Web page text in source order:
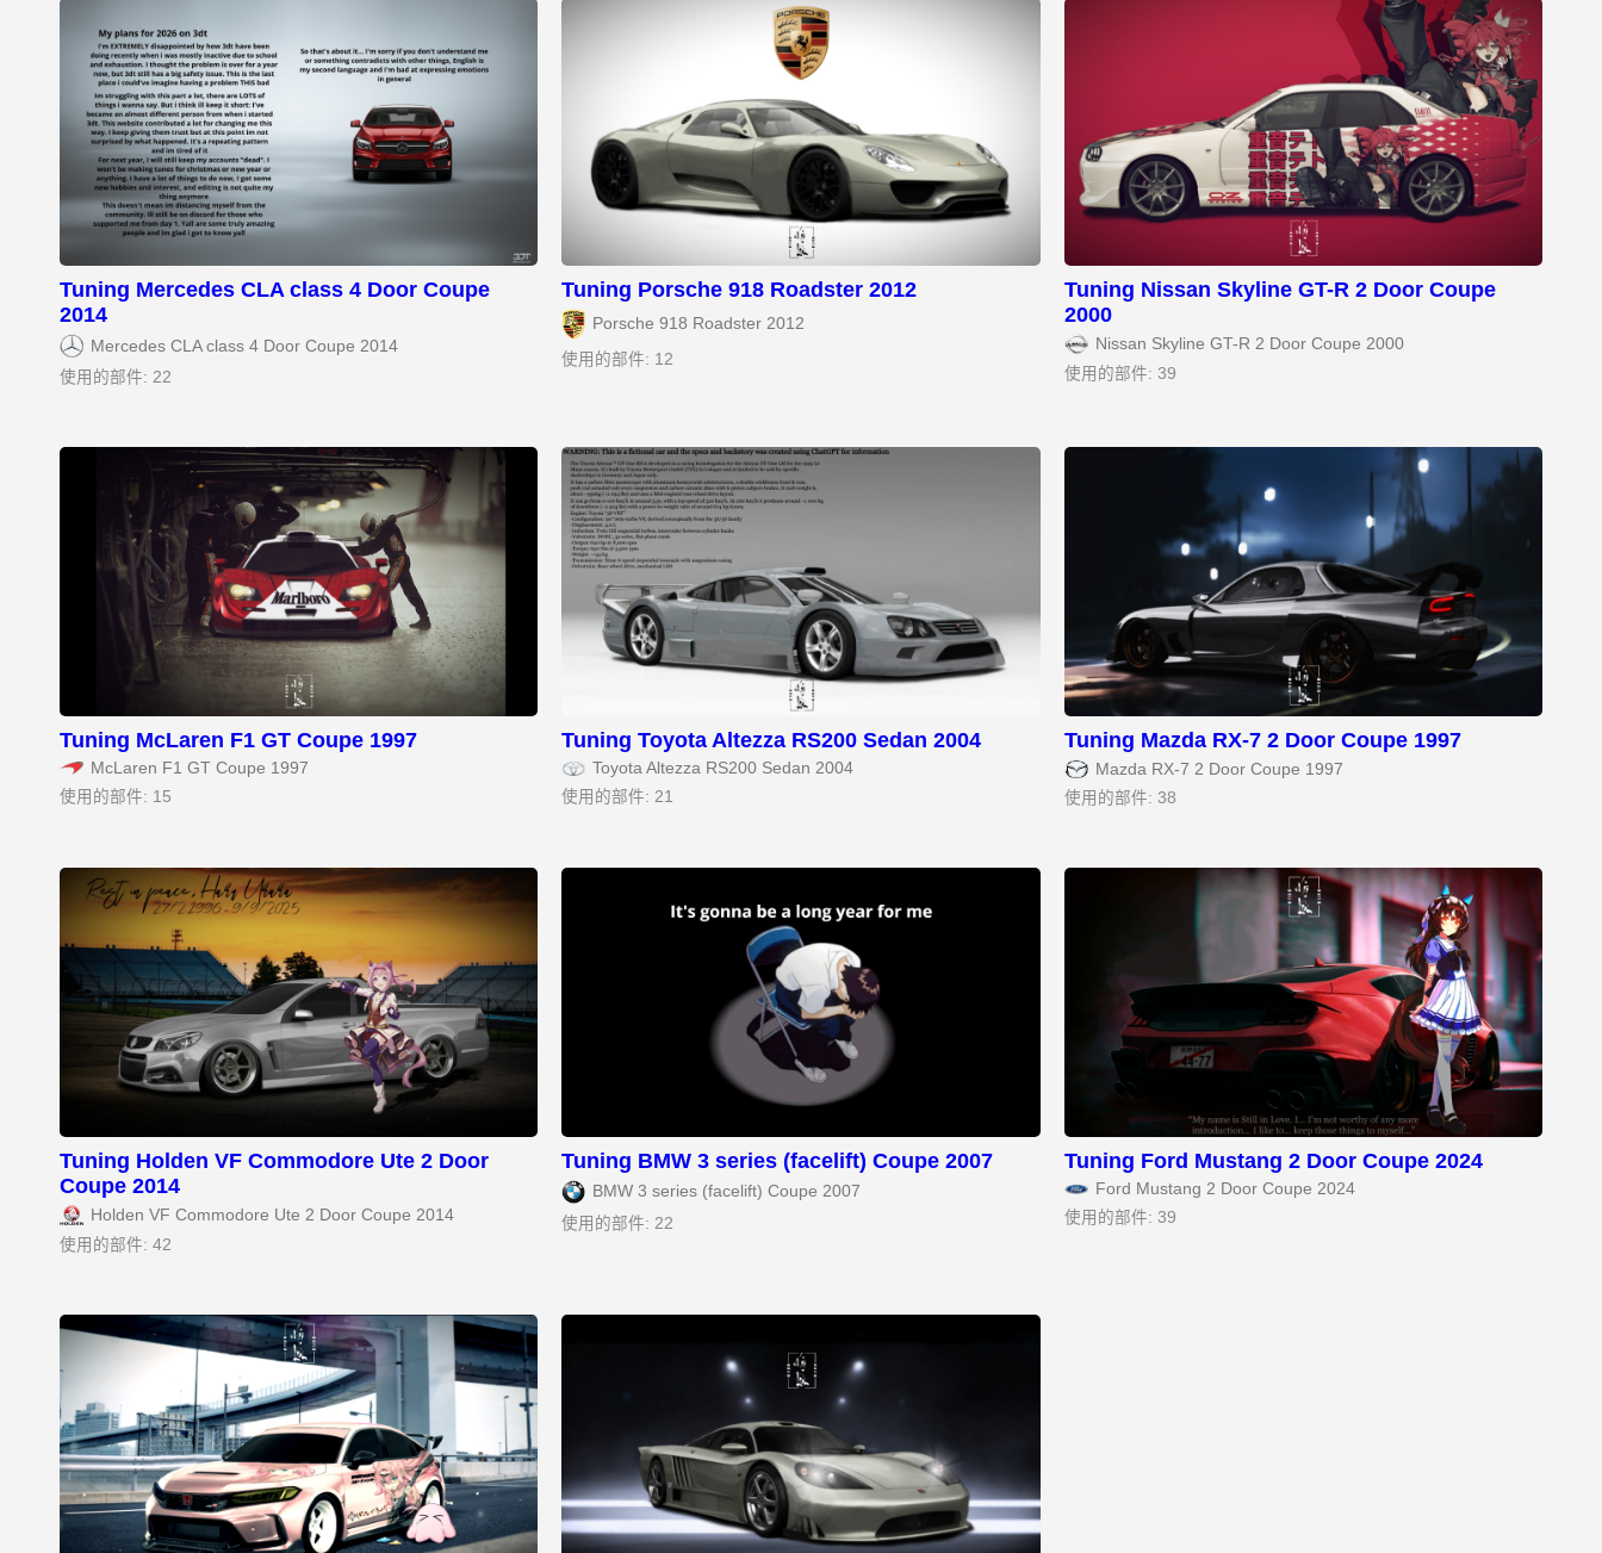
Tuning Mercedes CLA class 4 Door Coupe
2014
Mercedes CLA class 4 Door Coupe 2014
使用的部件: 22
Tuning Porsche 918 Roadster 2012
Porsche 918 Roadster 2012
使用的部件: 12
Tuning Nissan Skyline GT-R 2 Door Coupe
2000
Nissan Skyline GT-R 2 Door Coupe 2000
使用的部件: 39
Tuning McLaren F1 GT Coupe 1997
McLaren F1 GT Coupe 1997
使用的部件: 15
Tuning Toyota Altezza RS200 Sedan 2004
Toyota Altezza RS200 Sedan 2004
使用的部件: 21
Tuning Mazda RX-7 2 Door Coupe 1997
Mazda RX-7 2 Door Coupe 1997
使用的部件: 38
Tuning Holden VF Commodore Ute 2 Door
Coupe 2014
Holden VF Commodore Ute 2 Door Coupe 2014
使用的部件: 42
Tuning BMW 3 series (facelift) Coupe 2007
BMW 3 series (facelift) Coupe 2007
使用的部件: 22
Tuning Ford Mustang 2 Door Coupe 2024
Ford Mustang 2 Door Coupe 2024
使用的部件: 39